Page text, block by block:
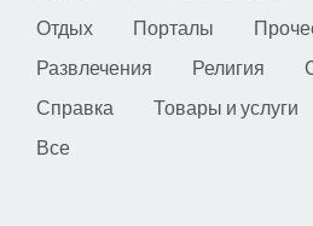
Отдых
Порталы
Развлечения
Религия
Справка
Товары и услуги
Все